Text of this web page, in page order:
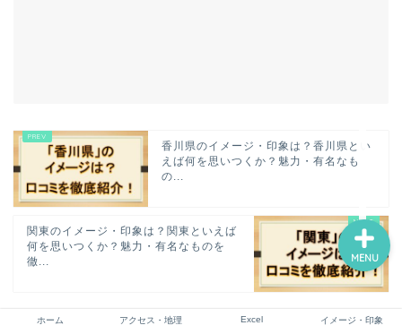
香川県のイメージ・印象は？香川県とい
えば何を思いつくか？魅力・有名なも
の...
関東のイメージ・印象は？関東といえば
何を思いつくか？魅力・有名なものを
徹...
ホーム アクセス・地理 Excel イメージ・印象
MENU
イメージ・印象